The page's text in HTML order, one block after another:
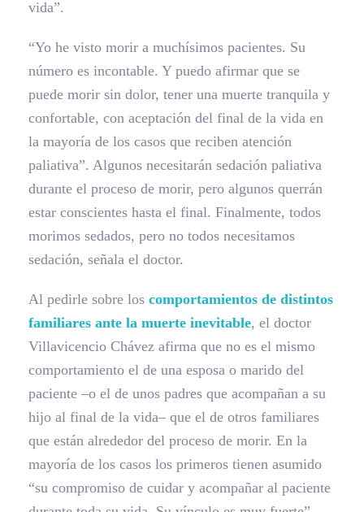
vida”.
“Yo he visto morir a muchísimos pacientes. Su
número es incontable. Y puedo afirmar que se
puede morir sin dolor, tener una muerte tranquila y
confortable, con aceptación del final de la vida en
la mayoría de los casos que reciben atención
paliativa”. Algunos necesitarán sedación paliativa
durante el proceso de morir, pero algunos querrán
estar conscientes hasta el final. Finalmente, todos
morimos sedados, pero no todos necesitamos
sedación, señala el doctor.
Al pedirle sobre los comportamientos de distintos
familiares ante la muerte inevitable, el doctor
Villavicencio Chávez afirma que no es el mismo
comportamiento el de una esposa o marido del
paciente –o el de unos padres que acompañan a su
hijo al final de la vida– que el de otros familiares
que están alrededor del proceso de morir. En la
mayoría de los casos los primeros tienen asumido
“su compromiso de cuidar y acompañar al paciente